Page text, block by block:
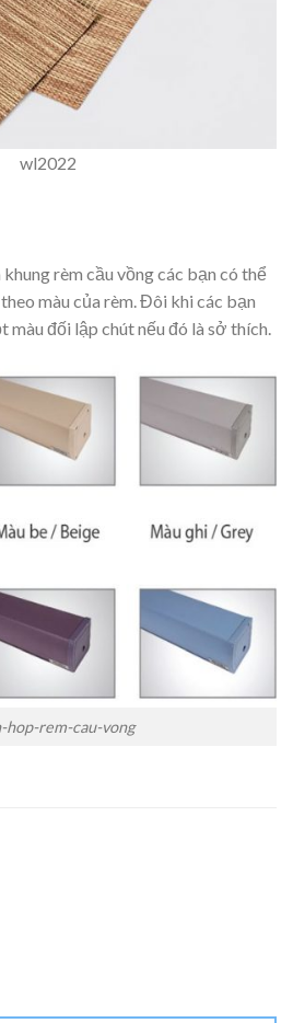
wl2022
rèm cầu vồng các bạn có thể
màu của rèm. Đôi khi các bạn
màu đối lập chút nếu đó là sở thích.
hop-rem-cau-vong